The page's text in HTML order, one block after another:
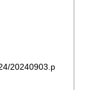
20240903.p